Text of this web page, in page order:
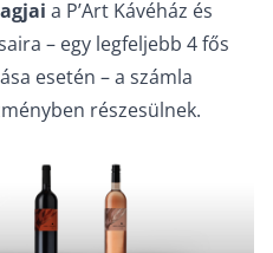
a P’Art Kávéház és
– egy legfeljebb 4 fős
esetén – a számla
részesülnek.